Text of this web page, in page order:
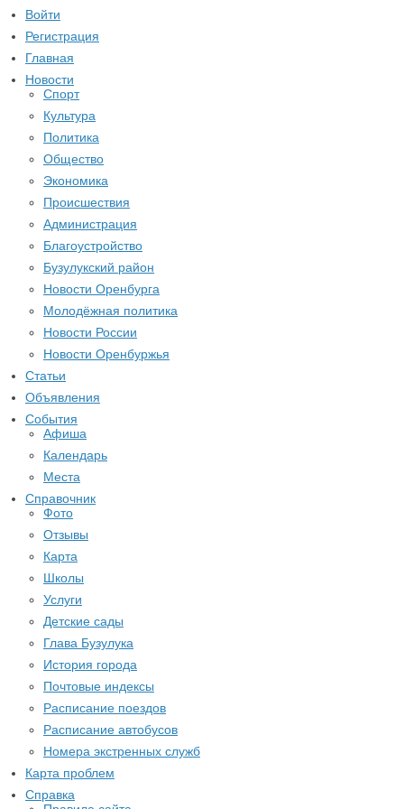
Войти
Регистрация
Главная
Новости
Спорт
Культура
Политика
Общество
Экономика
Происшествия
Администрация
Благоустройство
Бузулукский район
Новости Оренбурга
Молодёжная политика
Новости России
Новости Оренбуржья
Статьи
Объявления
События
Афиша
Календарь
Места
Справочник
Фото
Отзывы
Карта
Школы
Услуги
Детские сады
Глава Бузулука
История города
Почтовые индексы
Расписание поездов
Расписание автобусов
Номера экстренных служб
Карта проблем
Справка